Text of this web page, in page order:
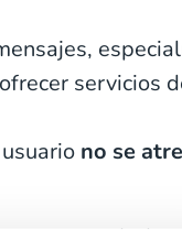
servicios
no se
regulado